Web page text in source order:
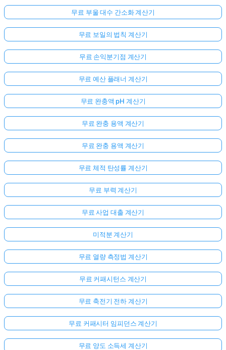
무료 부울 대수 간소화 계산기
무료 보일의 법칙 계산기
무료 손익분기점 계산기
무료 예산 플래너 계산기
무료 완충액 pH 계산기
무료 완충 용액 계산기
무료 완충 용액 계산기
무료 체적 탄성률 계산기
무료 부력 계산기
무료 사업 대출 계산기
미적분 계산기
무료 열량 측정법 계산기
무료 커패시턴스 계산기
무료 축전기 전하 계산기
무료 커패시터 임피던스 계산기
무료 양도 소득세 계산기